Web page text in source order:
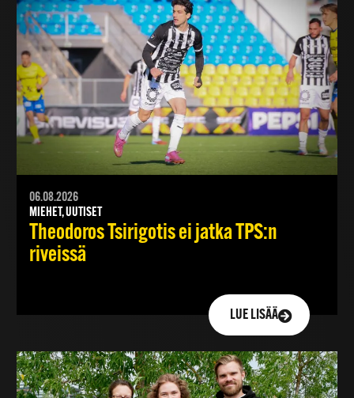
06.08.2026
MIEHET, UUTISET
Theodoros Tsirigotis ei jatka TPS:n
riveissä
LUE LISÄÄ